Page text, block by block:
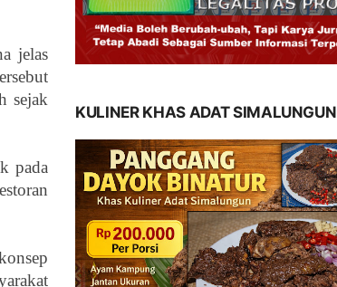
jelas
sejak
pada
KULINER KHAS ADAT SIMALUNGUN